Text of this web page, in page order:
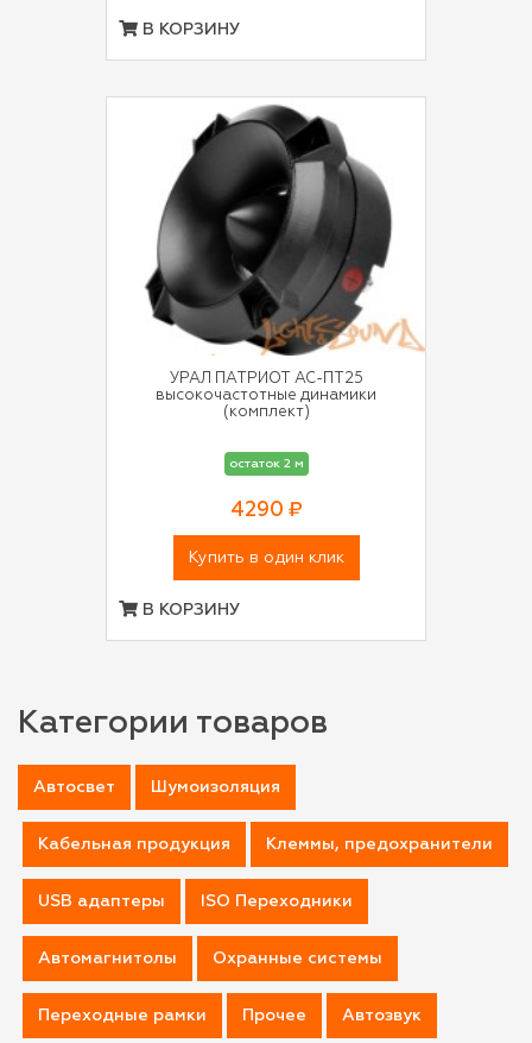
В КОРЗИНУ
УРАЛ ПАТРИОТ АС-ПТ25
высокочастотные динамики
(комплект)
остаток 2 м
4290 ₽
Купить в один клик
В КОРЗИНУ
Категории товаров
Автосвет Шумоизоляция
Кабельная продукция Клеммы, предохранители
USB адаптеры ISO Переходники
Автомагнитолы Охранные системы
Переходные рамки Прочее Автозвук